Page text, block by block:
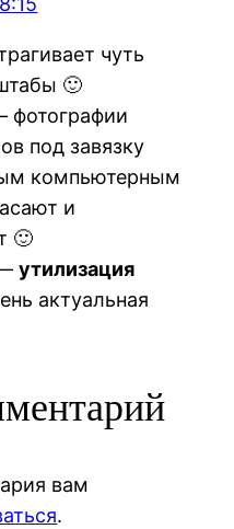
чуть
🙂
фотографии
под завязку
компьютерным
и
🙂
—утилизация
актуальная
вам
.